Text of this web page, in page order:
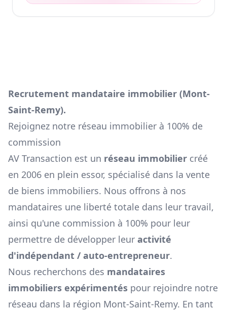
Recrutement mandataire immobilier (Mont-
Saint-Remy).
Rejoignez notre réseau immobilier à 100% de
commission
AV Transaction est un réseau immobilier créé
en 2006 en plein essor, spécialisé dans la vente
de biens immobiliers. Nous offrons à nos
mandataires une liberté totale dans leur travail,
ainsi qu'une commission à 100% pour leur
permettre de développer leur activité
d'indépendant / auto-entrepreneur.
Nous recherchons des mandataires
immobiliers expérimentés pour rejoindre notre
réseau dans la région Mont-Saint-Remy. En tant